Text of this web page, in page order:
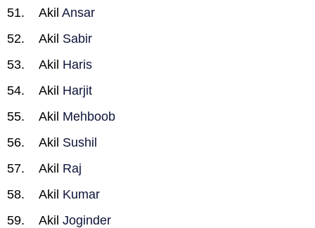
Akil Ansar
Akil Sabir
Akil Haris
Akil Harjit
Akil Mehboob
Akil Sushil
Akil Raj
Akil Kumar
Akil Joginder